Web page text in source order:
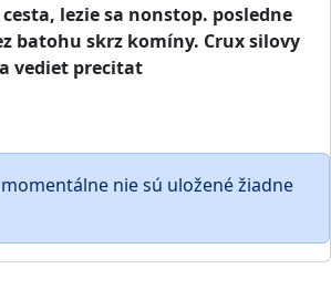
lezie sa nonstop. posledne
batohu skrz komíny. Crux silovy
vediet precitat
nie sú uložené žiadne